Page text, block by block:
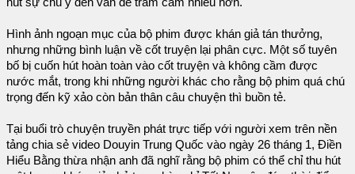
Hình ảnh ngoạn mục của bộ phim được khán giả tán thưởng,
nhưng những bình luận về cốt truyện lại phân cực. Một số tuyên
bố bị cuốn hút hoàn toàn vào cốt truyện và không cầm được
nước mắt, trong khi những người khác cho rằng bộ phim quá chú
trọng đến kỹ xảo còn bản thân câu chuyện thì buồn tẻ.
Tại buổi trò chuyện truyền phát trực tiếp với người xem trên nền
tảng chia sẻ video Douyin Trung Quốc vào ngày 26 tháng 1, Điền
Hiểu Bằng thừa nhận anh đã nghĩ rằng bộ phim có thể chỉ thu hút